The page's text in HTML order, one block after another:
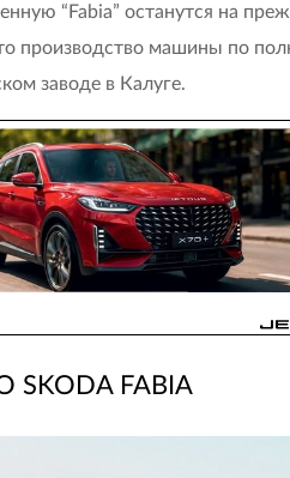
“Fabia” останутся на
производство машины по
заводе в Калуге.
SKODA FABIA